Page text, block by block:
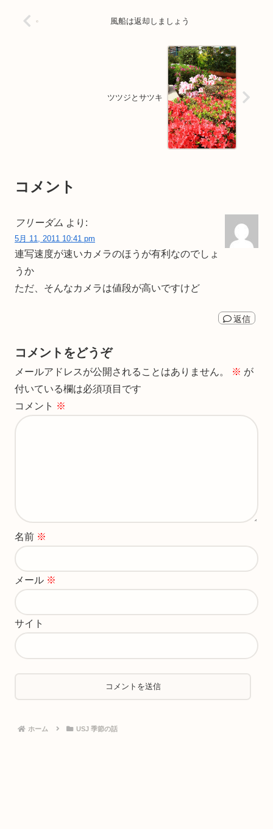
風船は返却しましょう
ツツジとサツキ
コメント
フリーダム より:
5月 11, 2011 10:41 pm
連写速度が速いカメラのほうが有利なのでしょ
うか
ただ、そんなカメラは値段が高いですけど
返信
コメントをどうぞ
メールアドレスが公開されることはありません。 ※ が
付いている欄は必須項目です
コメント ※
名前 ※
メール ※
サイト
ホーム USJ 季節の話